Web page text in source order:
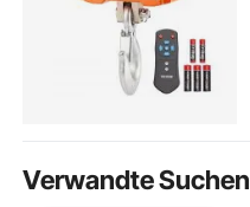
Verwandte Suchen